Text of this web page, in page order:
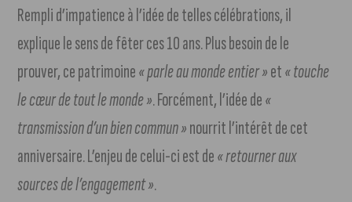
Rempli d’impatience à l’idée de telles célébrations, il
explique le sens de fêter ces 10 ans. Plus besoin de le
prouver, ce patrimoine« parle au monde entier »et« touche
le cœur de tout le monde ». Forcément, l’idée de«
transmission d’un bien commun »nourrit l’intérêt de cet
anniversaire. L’enjeu de celui-ci est de« retourner aux
sources de l’engagement ».